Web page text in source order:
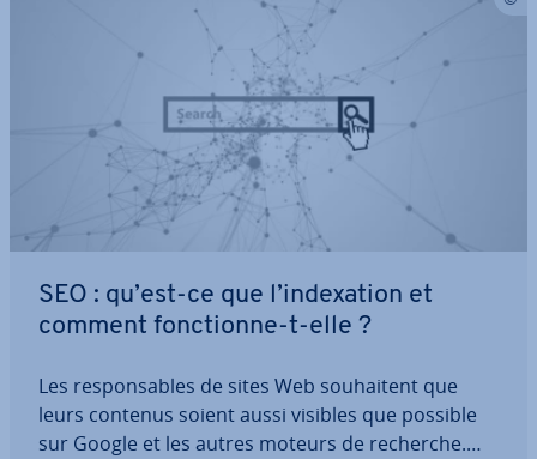
SEO : qu’est-ce que l’in­dexa­tion et
comment fonc­tionne-t-elle ?
Les res­pon­sables de sites Web sou­hai­tent que
leurs contenus soient aussi visibles que possible
sur Google et les autres moteurs de recherche.